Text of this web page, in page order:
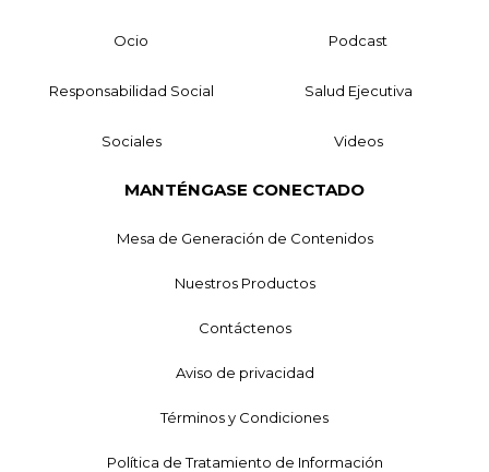
Ocio Podcast
Responsabilidad Social Salud Ejecutiva
Sociales Videos
MANTÉNGASE CONECTADO
Mesa de Generación de Contenidos
Nuestros Productos
Contáctenos
Aviso de privacidad
Términos y Condiciones
Política de Tratamiento de Información